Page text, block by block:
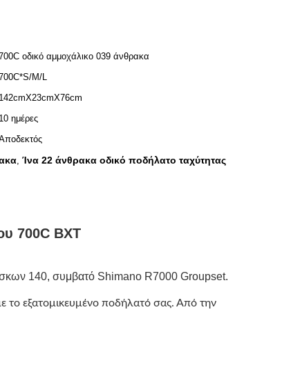
οδικό αμμοχάλικο 039 άνθρακα
M/L
142cmX23cmX76cm
10 ημέρες
, Ίνα 22 άνθρακα οδικό ποδήλατο ταχύτητας
700C BXT
140, συμβατό Shimano R7000 Groupset.
εξατομικευμένο ποδήλατό σας. Από την